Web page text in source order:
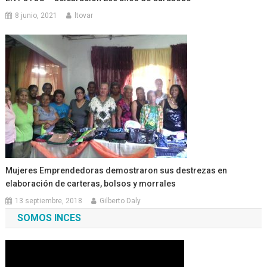
8 junio, 2021 ltovar
Mujeres Emprendedoras demostraron sus destrezas en
elaboración de carteras, bolsos y morrales
13 septiembre, 2018 Gilberto Daly
SOMOS INCES